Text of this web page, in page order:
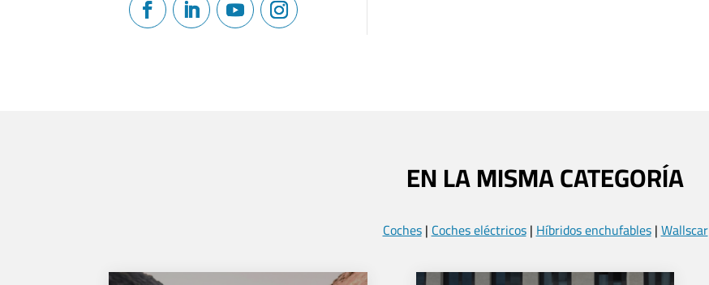
EN LA MISMA CATEGORÍA
Coches|Coches eléctricos|Híbridos enchufables|Wallscar